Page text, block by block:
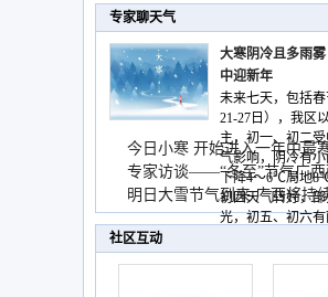
专家聊天气
大寒阴冷且多雨
中迎新年
未来七天，包括春
21-27日），我区
主，初一、初二
气影响，阴冷有
下降4～6℃局地8℃
初四天气转好，
光，初五、初六
今日小寒 开始进入一年中最
专家访谈——“冬至”节气广西
温低
明日大雪节气到来 广西将持
天气
社区互动